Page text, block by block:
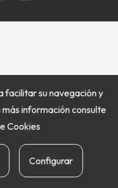
facilitar su navegación y
información consulte
Cookies
Configurar